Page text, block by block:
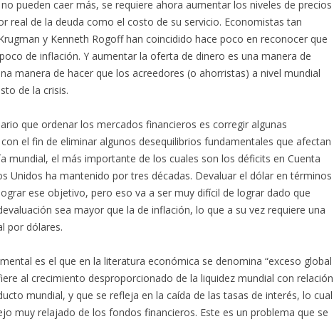
pueden caer más, se requiere ahora aumentar los niveles de precios
real de la deuda como el costo de su servicio. Economistas tan
y Kenneth Rogoff han coincidido hace poco en reconocer que
de inflación. Y aumentar la oferta de dinero es una manera de
manera de hacer que los acreedores (o ahorristas) a nivel mundial
de la crisis.
que ordenar los mercados financieros es corregir algunas
el fin de eliminar algunos desequilibrios fundamentales que afectan
mundial, el más importante de los cuales son los déficits en Cuenta
Unidos ha mantenido por tres décadas. Devaluar el dólar en términos
ese objetivo, pero eso va a ser muy difícil de lograr dado que
sea mayor que la de inflación, lo que a su vez requiere una
por dólares.
es el que en la literatura económica se denomina “exceso global
al crecimiento desproporcionado de la liquidez mundial con relación
mundial, y que se refleja en la caída de las tasas de interés, lo cual
muy relajado de los fondos financieros. Este es un problema que se